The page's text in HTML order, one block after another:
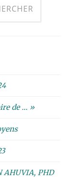
de … »
AHUVIA, PHD